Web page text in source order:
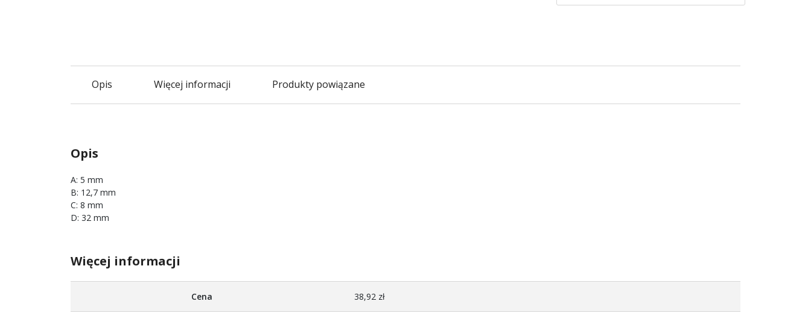
Opis Więcej informacji Produkty powiązane
Opis
A: 5 mm
B: 12,7 mm
C: 8 mm
D: 32 mm
Więcej informacji
Cena 38,92 zł